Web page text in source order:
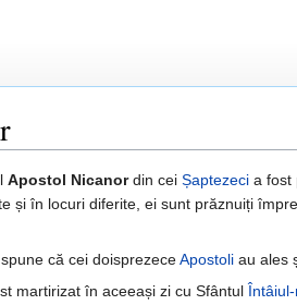
Apostol Nicanordin cei Șaptezeci a fost
și în locuri diferite, ei sunt prăznuiți
că cei doisprezeceApostoli au ales
martirizat în aceeași zi cu Sfântul